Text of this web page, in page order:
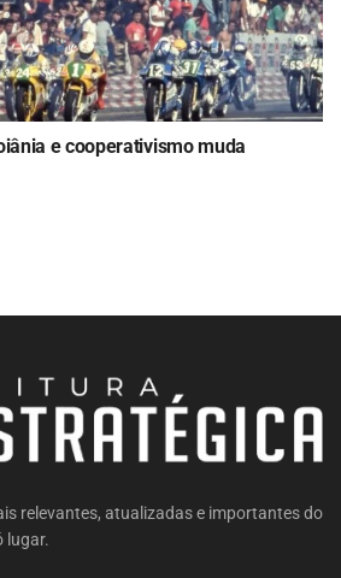
e cooperativismo muda
relevantes, atualizadas e importantes do
lugar.